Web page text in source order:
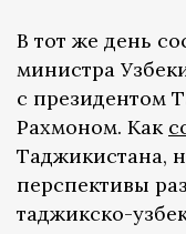
В тот же день
министра
с президентом
Рахмоном. Как
Таджикистана,
перспективы
таджикско-